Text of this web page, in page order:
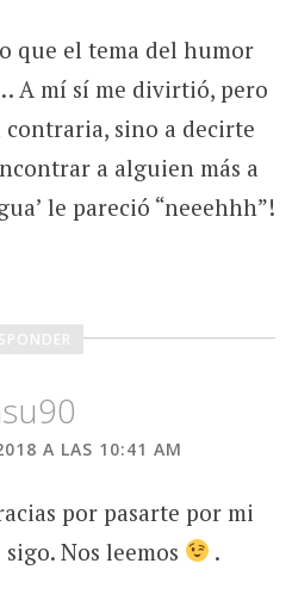
que el tema del humor
A mí sí me divirtió, pero
sino a decirte
a alguien más a
le pareció “neeehhh”!
A LAS 10:41 AM
por pasarte por mi
Nos leemos
.